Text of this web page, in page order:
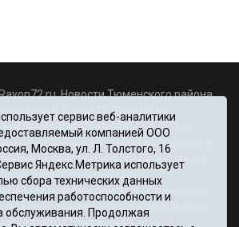
Новости Тюменского района.
Rayon72@yandex.ru
номер СМИ Эл № ФС77-67956 от
Федеральной службой по надзору в
технологий и массовых
(Роскомнадзор)
некоммерческая организация
издательский центр «Красное знамя».
редактор Некрасова Т. В.
сервис веб-аналитики
компанией ООО
Москва, ул. Л. Толстого, 16
Яндекс.Метрика использует
сбора технических данных
работоспособности и
обслуживания. Продолжая